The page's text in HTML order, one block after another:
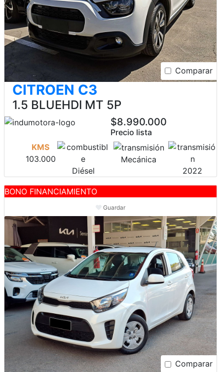
Comparar
CITROEN C3
1.5 BLUEHDI MT 5P
$8.990.000
Precio lista
KMS
103.000
Diésel
Mecánica
2022
BONO FINANCIAMIENTO
Guardar
Comparar